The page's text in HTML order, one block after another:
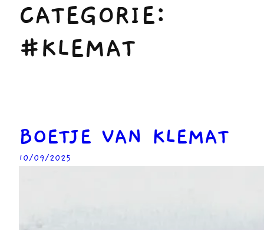
CATEGORIE:
#KLEMAT
BOETJE VAN KLEMAT
10/09/2025